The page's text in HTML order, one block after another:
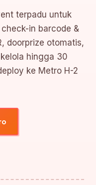
terpadu untuk
in barcode &
doorprize otomatis,
hingga 30
ke Metro H-2